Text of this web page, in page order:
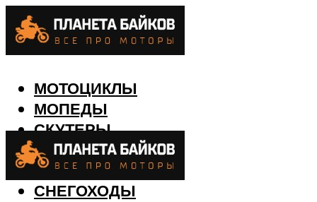
МОТОЦИКЛЫ
МОПЕДЫ
СКУТЕРЫ
КВАДРОЦИКЛЫ
ЛОДКИ
СНЕГОХОДЫ